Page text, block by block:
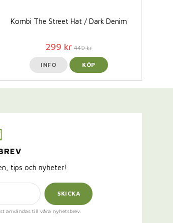
Kombi The Street Hat / Dark Denim
299 kr 449 kr
INFO KÖP
tips och nyheter!
SKICKA
användas till våra nyhetsbrev.